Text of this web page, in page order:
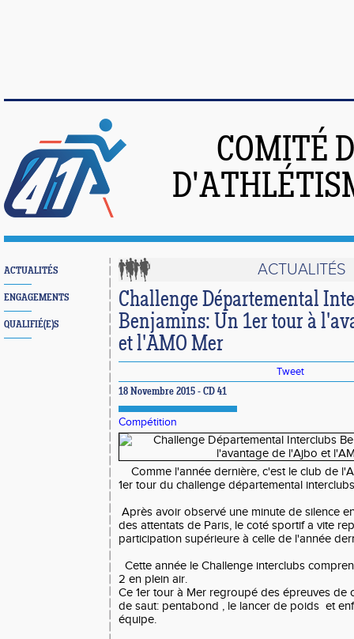
COMITÉ
ACTUALITÉS
ENGAGEMENTS
QUALIFIÉ(E)S
ACTUALITÉS
Challenge Départemental
Benjamins: Un 1er tour à
et l'AMO Mer
Tweet
18 Novembre 2015 - CD 41
Compétition
Comme l'année dernière, c'est le club de
1er tour du challenge départemental
Après avoir observé une minute de silence
des attentats de Paris, le coté sportif a vite
participation supérieure à celle de l'année
Cette année le Challenge interclubs
2 en plein air.
Ce 1er tour à Mer regroupé des épreuves de
de saut: pentabond , le lancer de poids et
équipe.